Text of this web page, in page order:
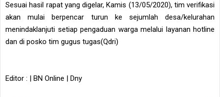
Sesuai hasil rapat yang digelar, Kamis (13/05/2020), tim verifikasi
akan mulai berpencar turun ke sejumlah desa/kelurahan
menindaklanjuti setiap pengaduan warga melalui layanan hotline
dan di posko tim gugus tugas(Qdri)
Editor : | BN Online | Dny